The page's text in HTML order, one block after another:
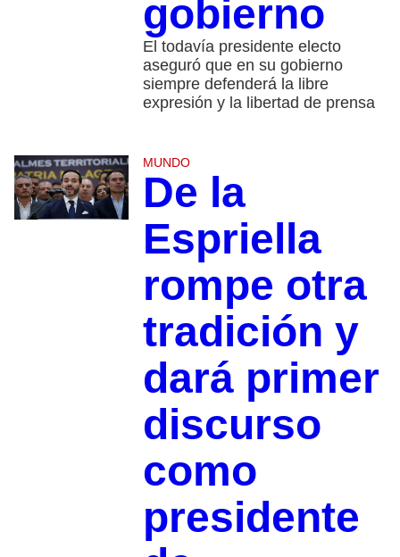
gobierno
El todavía presidente electo
aseguró que en su gobierno
siempre defenderá la libre
expresión y la libertad de prensa
MUNDO
De la
Espriella
rompe otra
tradición y
dará primer
discurso
como
presidente